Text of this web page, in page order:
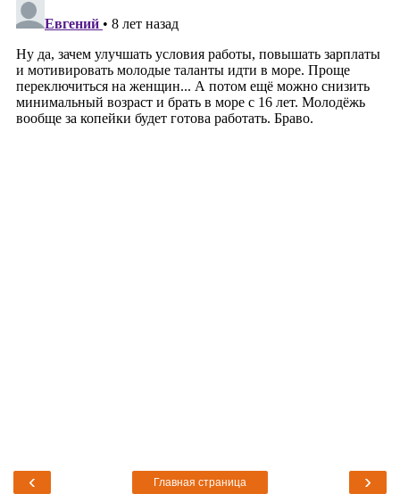
‹ ›
Главная страница